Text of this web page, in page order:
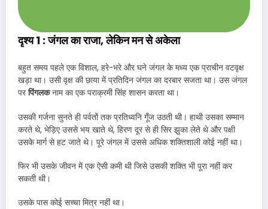
दृश्य 1 : जंगल का राजा, लेकिन मन से अकेला
बहुत समय पहले एक विशाल, हरे-भरे और घने जंगल के मध्य एक प्राचीन वटवृक्ष
खड़ा था। उसी वृक्ष की छाया में प्रतिदिन जंगल का दरबार सजता था। उस जंगल
परपिंगलकनाम का एक पराक्रमी सिंह शासन करता था।
उसकी गर्जना सुनते ही पर्वतों तक प्रतिध्वनि गूँज उठती थी। हाथी उसका सम्मान
करते थे, भेड़िए उससे भय खाते थे, हिरण दूर से ही सिर झुका लेते थे और पक्षी
उसके मार्ग से हट जाते थे। पूरे जंगल में उससे अधिक शक्तिशाली कोई नहीं था।
फिर भी उसके जीवन में एक ऐसी कमी थी जिसे उसकी शक्ति भी पूरा नहीं कर
सकती थी।
उसके पास कोई सच्चा मित्र नहीं था।